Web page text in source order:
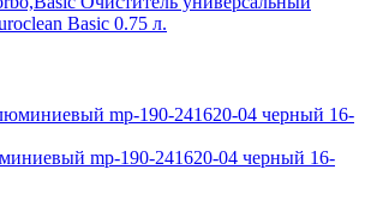
Basic 0.75 л.
mp-190-241620-04 черный 16-